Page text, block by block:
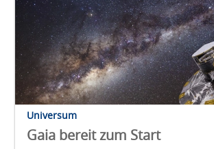
Universum
Gaia bereit zum Start